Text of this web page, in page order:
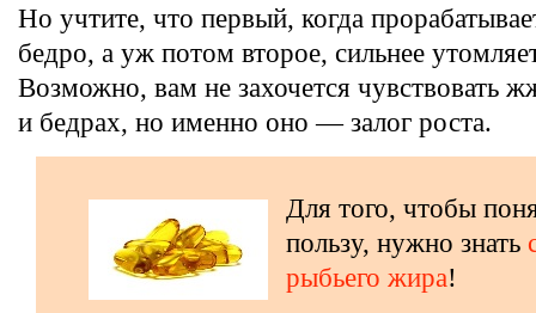
Но учтите, что первый, когда
бедро, а уж потом второе, сильнее
Возможно, вам не захочется чувствовать
и бедрах, но именно оно — залог роста.
Для того, чтобы
пользу, нужно знать
рыбьего жира!